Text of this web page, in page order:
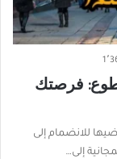
فرصتك
للانضمام إلى
إلى…